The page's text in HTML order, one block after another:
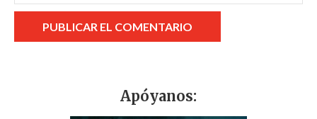
Apóyanos: